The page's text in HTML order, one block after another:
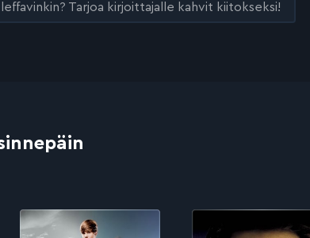
Tarjoa kirjoittajalle kahvit kiitokseksi!